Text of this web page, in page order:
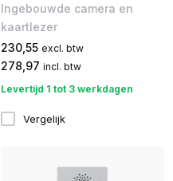
Ingebouwde camera en
kaartlezer
230,55 excl. btw
278,97 incl. btw
Levertijd 1 tot 3 werkdagen
Vergelijk